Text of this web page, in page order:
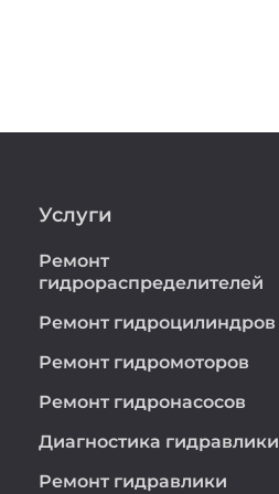
Услуги
Ремонт
гидрораспределителей
Ремонт гидроцилиндров
Ремонт гидромоторов
Ремонт гидронасосов
Диагностика гидравлики
Ремонт гидравлики